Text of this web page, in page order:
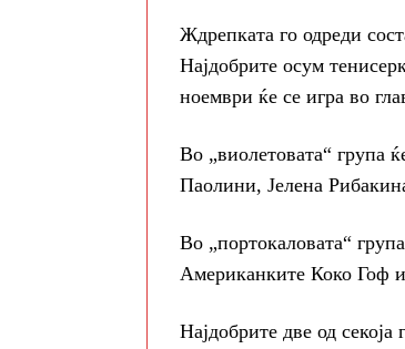
Ждрепката го одреди
Најдобрите осум
ноември ќе се игра во
Во „виолетовата“ група
Паолини, Јелена
Во „портокаловата“
Американките Коко Гоф
Најдобрите две од